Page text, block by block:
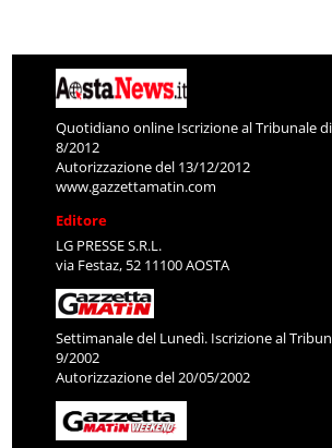
Quotidiano online Iscrizione al Tribunale
8/2012
Autorizzazione del 13/12/2012
www.gazzettamatin.com
Editore
LG PRESSE S.R.L.
via Festaz, 52 11100 AOSTA
Settimanale del Lunedì. Iscrizione al
9/2002
Autorizzazione del 20/05/2002